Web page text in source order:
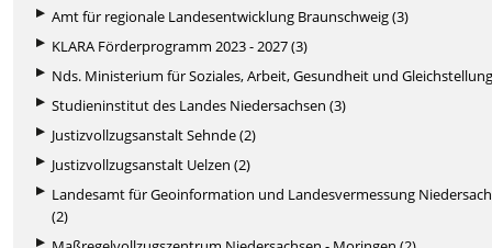
Amt für regionale Landesentwicklung Braunschweig (3)
KLARA Förderprogramm 2023 - 2027 (3)
Nds. Ministerium für Soziales, Arbeit, Gesundheit und
Studieninstitut des Landes Niedersachsen (3)
Justizvollzugsanstalt Sehnde (2)
Justizvollzugsanstalt Uelzen (2)
Landesamt für Geoinformation und Landesvermessung
(2)